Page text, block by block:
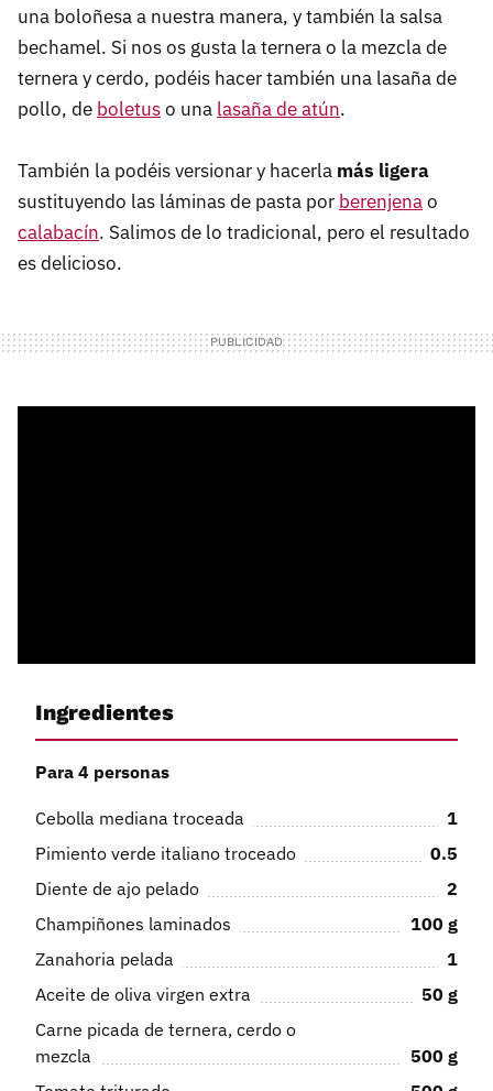
una boloñesa a nuestra manera, y también la salsa
bechamel. Si nos os gusta la ternera o la mezcla de
ternera y cerdo, podéis hacer también una lasaña de
pollo, de boletuso una lasaña de atún.
También la podéis versionar y hacerla más ligera
sustituyendo las láminas de pasta por berenjenao
calabacín. Salimos de lo tradicional, pero el resultado
es delicioso.
Ingredientes
Para 4 personas
Cebolla mediana troceada
1
Pimiento verde italiano troceado
0.5
Diente de ajo pelado
2
Champiñones laminados
100 g
Zanahoria pelada
1
Aceite de oliva virgen extra
50 g
Carne picada de ternera, cerdo o
mezcla
500 g